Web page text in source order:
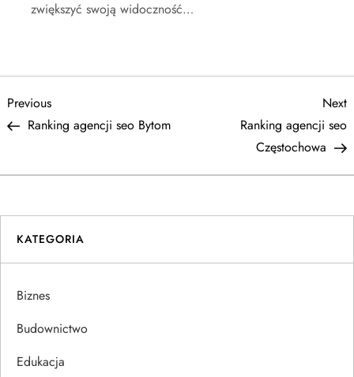
zwiększyć swoją widoczność…
N
w
i
g
a
c
Previous
Post
Previous
Ranking agencji seo Bytom
Next
Ranking agencji seo
Częstochowa
KATEGORIA
Biznes
Budownictwo
Edukacja